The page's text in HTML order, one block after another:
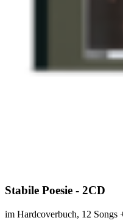
Stabile Poesie - 2CD
im Hardcoverbuch, 12 Songs